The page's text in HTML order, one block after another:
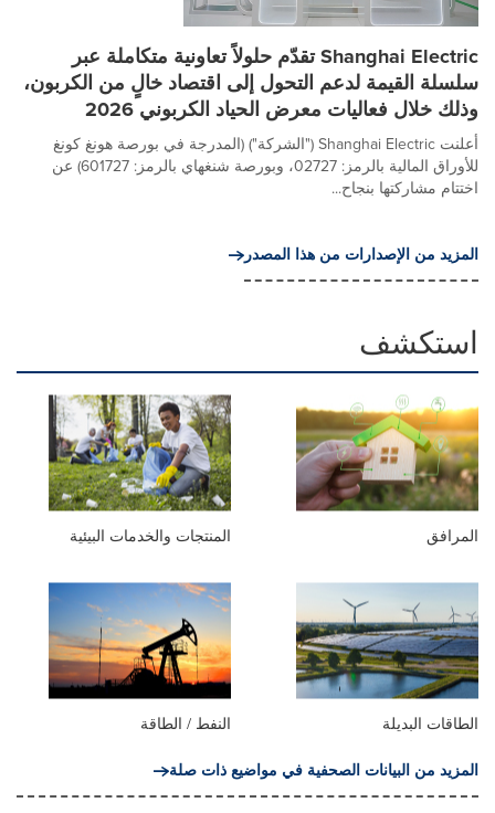
Shanghai Electric تقدّم حلولاً تعاونية متكاملة عبر
سلسلة القيمة لدعم التحول إلى اقتصاد خالٍ من الكربون،
وذلك خلال فعاليات معرض الحياد الكربوني 2026
أعلنت Shanghai Electric ("الشركة") (المدرجة في بورصة هونغ كونغ
للأوراق المالية بالرمز: 02727، وبورصة شنغهاي بالرمز: 601727) عن
اختتام مشاركتها بنجاح...
المزيد من الإصدارات من هذا المصدر
استكشف
المرافق المنتجات والخدمات البيئية
الطاقات البديلة
النفط / الطاقة
المزيد من البيانات الصحفية في مواضيع ذات صلة